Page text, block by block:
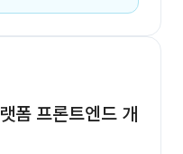
폼 프론트엔드 개